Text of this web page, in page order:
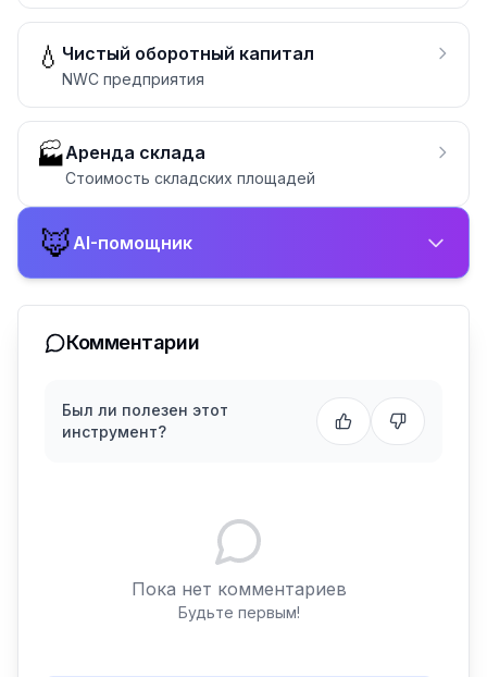
💧 Чистый оборотный капитал
NWC предприятия
🏭Аренда склада
Стоимость складских площадей
🦊AI-помощник
Комментарии
Был ли полезен этот
инструмент?
Пока нет комментариев
Будьте первым!